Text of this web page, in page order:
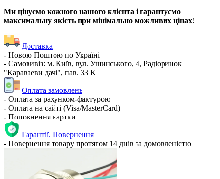
Ми цінуємо кожного нашого клієнта і гарантуємо
максимальну якість при мінімально можливих цінах!
Доставка
- Новою Поштою по Україні
- Самовивіз: м. Київ, вул. Ушинського, 4, Радіоринок
"Караваеви дачі", пав. 33 К
Оплата замовлень
- Оплата за рахунком-фактурою
- Оплата на сайті (Visa/MasterCard)
- Поповнення картки
Гарантії. Повернення
- Повернення товару протягом 14 днів за домовленістю